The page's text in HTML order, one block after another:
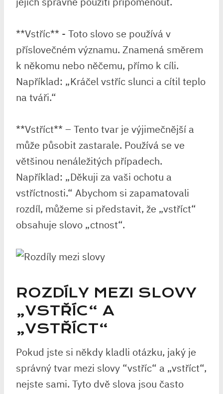
**Vstříc** -‌ Toto⁤ slovo ​se používá v‍
příslovečném ​významu.‍ Znamená směrem
k někomu nebo ‌něčemu, přímo k cíli.
Například:⁤ „Kráčel vstříc slunci a cítil‌ teplo
na⁣ tváři.“
**Vstříct** – Tento tvar je výjimečnější⁢ a ​
může působit zastarale.⁣ Používá se ‌ve
většinou nenáležitých případech.
Například: „Děkuji za‌ vaši ochotu ⁢a
vstříctnosti.“ Abychom si zapamatovali
rozdíl, můžeme si představit,​ že „vstříct“
obsahuje slovo „ctnost“.
ROZDÍLY MEZI SLOVY⁣
„VSTŘÍC“ ⁣A
„VSTŘÍCT“
Pokud⁤ jste ⁣si někdy ⁣kladli otázku, jaký ‍je
správný tvar mezi‍ slovy ⁢“vstříc“ a „vstříct“,
nejste‌ sami. Tyto dvě slova ​jsou ⁢často